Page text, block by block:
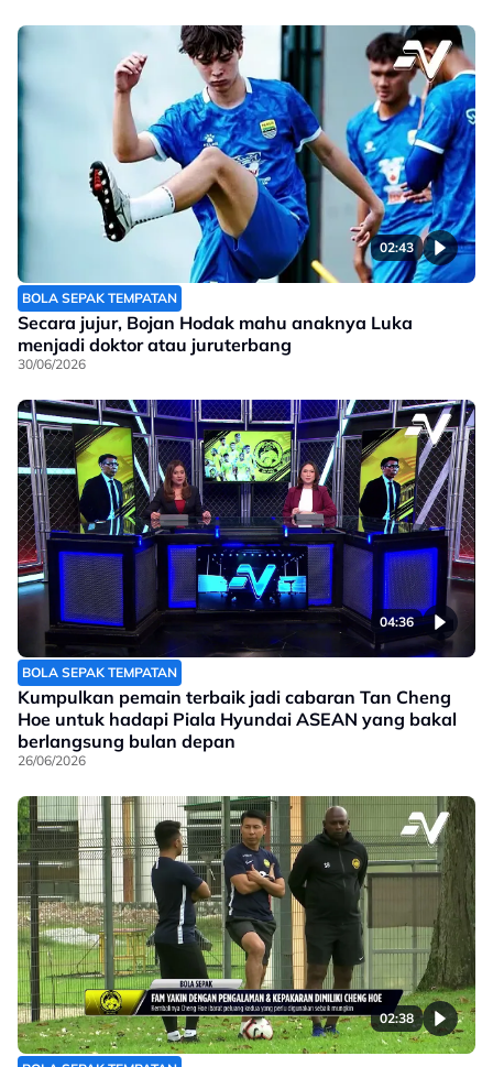
02:43
BOLA SEPAK TEMPATAN
Secara jujur, Bojan Hodak mahu anaknya Luka
menjadi doktor atau juruterbang
30/06/2026
04:36
BOLA SEPAK TEMPATAN
Kumpulkan pemain terbaik jadi cabaran Tan Cheng
Hoe untuk hadapi Piala Hyundai ASEAN yang bakal
berlangsung bulan depan
26/06/2026
02:38